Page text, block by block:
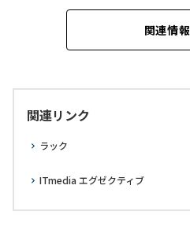
関連情報
関連リンク
ラック
ITmedia エグゼクティブ